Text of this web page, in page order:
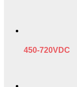
450-720VDC